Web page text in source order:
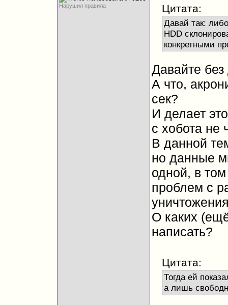
Нарушил правила Цитата:
Давай так:
HDD
конкретными
Давайте
А что,
сек?
И делает
с хобота не
В данной
но данные
одной, в
проблем с
О каких
написать?
Цитата:
Тогда ей
а лишь